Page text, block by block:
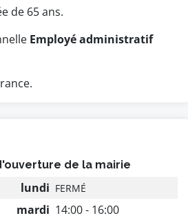
de 65 ans.
Employé administratif
de la mairie
lundi FERMÉ
mardi 14:00 - 16:00